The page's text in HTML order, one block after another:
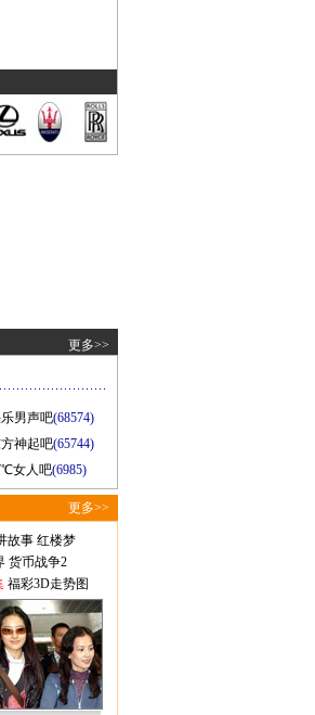
更多>>
男声吧(68574)
神起吧(65744)
女人吧(6985)
更多>>
故事 红楼梦
货币战争2
福彩3D走势图